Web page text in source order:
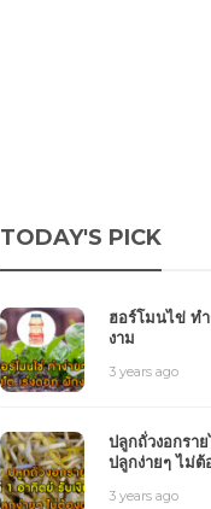
TODAY'S PICK
ฮอร์โมนไข่ ทำ
งาม
3 years ago
ปลูกถั่วงอกรา
ปลูกง่ายๆ ไม่ต้
3 years ago